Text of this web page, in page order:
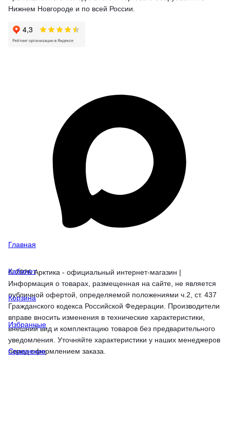
Нижнем Новгороде и по всей России.
© 2026 Арктика - официальный интернет-магазин |
Информация о товарах, размещенная на сайте, не является
публичной офертой, определяемой положениями ч.2, ст. 437
Гражданского кодекса Российской Федерации. Производители
вправе вносить изменения в технические характеристики,
внешний вид и комплектацию товаров без предварительного
уведомления. Уточняйте характеристики у наших менеджеров
перед оформлением заказа.
Главная
Кабинет
Корзина
Избранные
Сравнение